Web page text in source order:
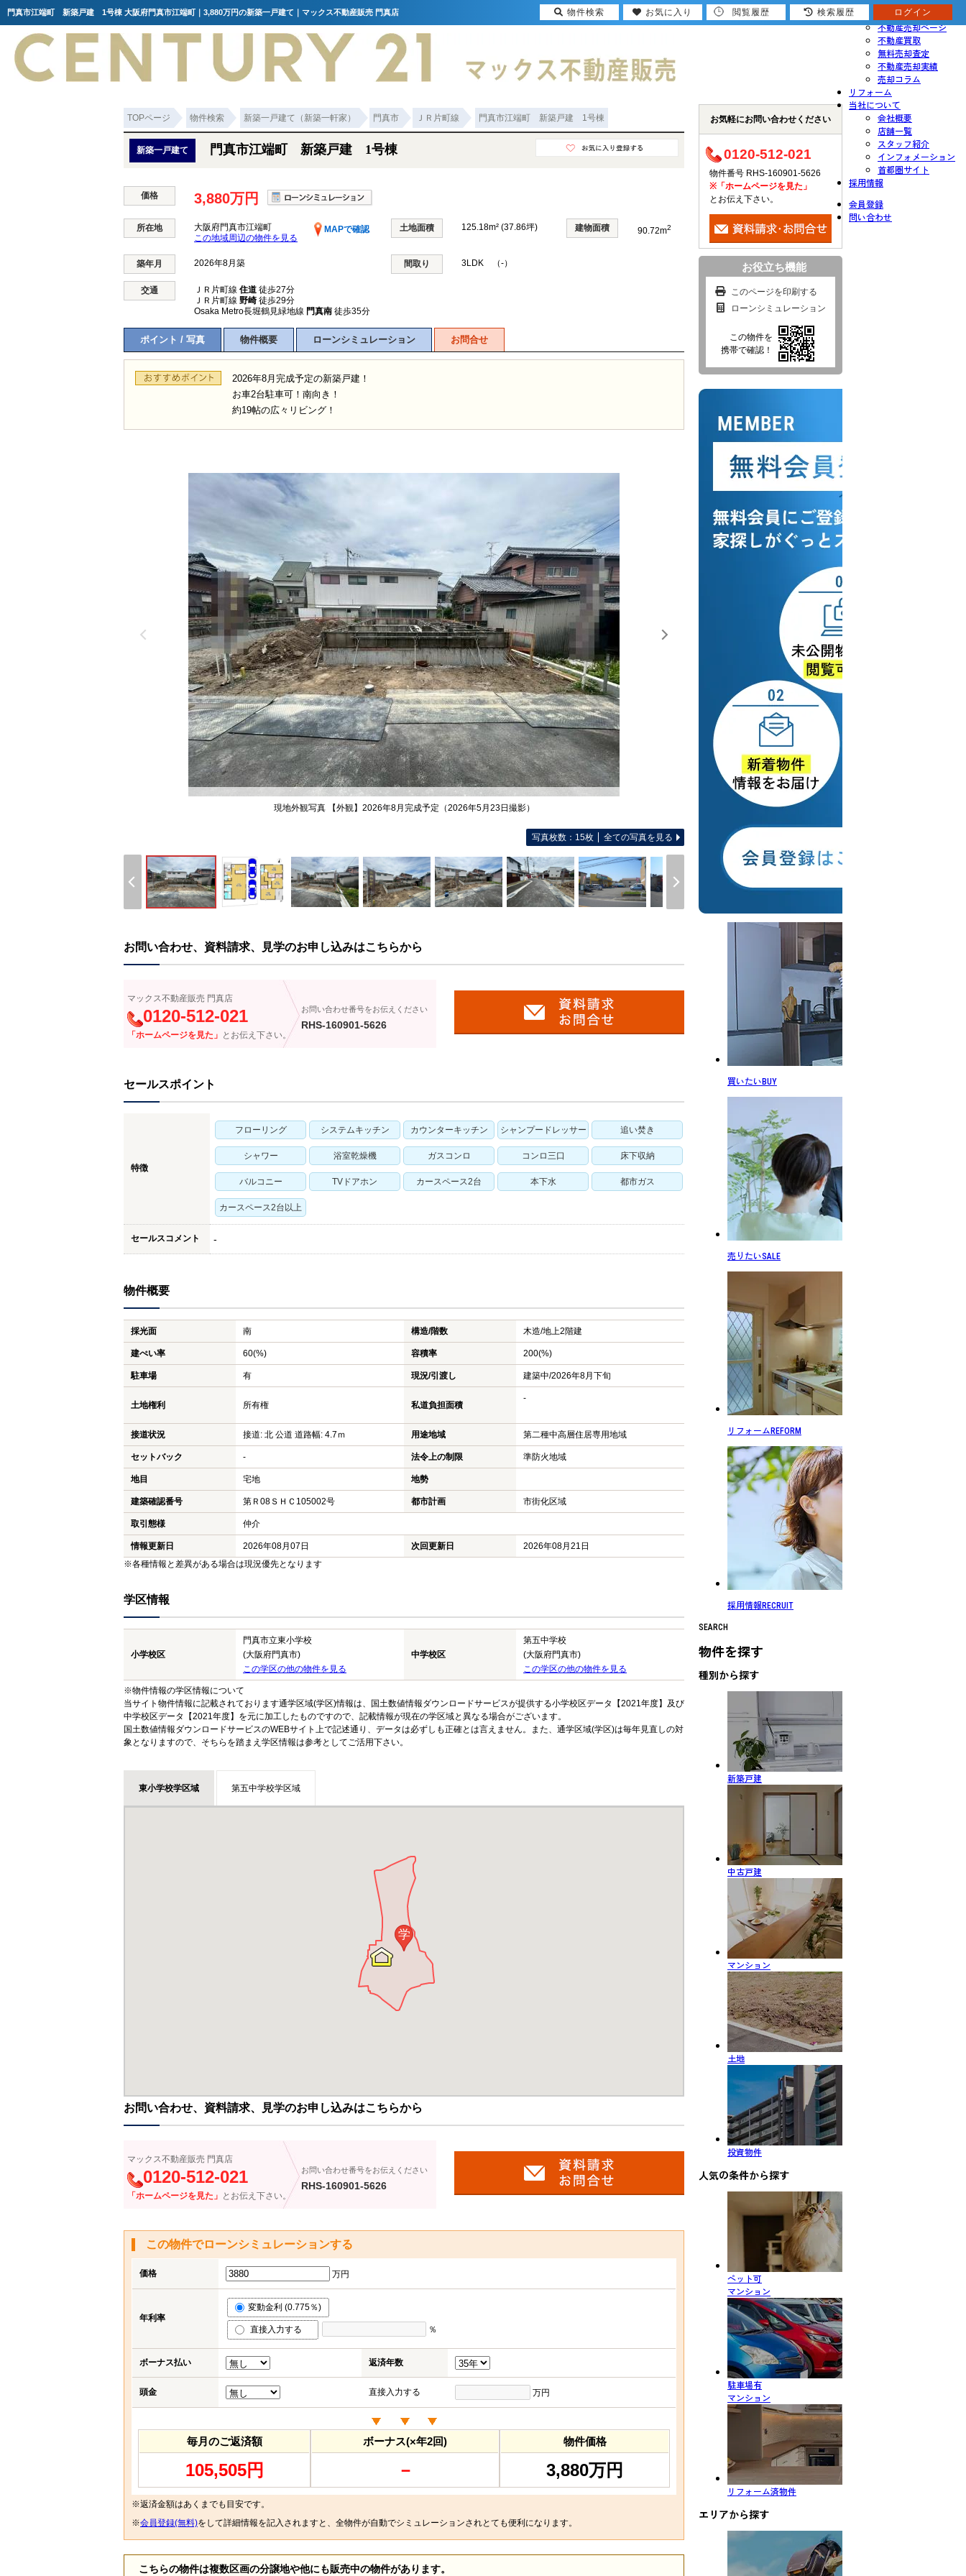
門真市江端町 新築戸建 1号棟 大阪府門真市江端町｜3,880万円の新築一戸建て｜マックス不動産販売 門真店
売りたい
不動産売却ページ
不動産買取
無料売却査定
不動産売却実績
売却コラム
リフォーム
当社について
会社概要
店舗一覧
スタッフ紹介
インフォメーション
首都圏サイト
採用情報
会員登録
問い合わせ
TOPページ 物件検索 新築一戸建て（新築一軒家） 門真市 ＪＲ片町線 門真市江端町 新築戸建 1号棟
新築一戸建て 門真市江端町 新築戸建 1号棟
価格 3,880万円
所在地 大阪府門真市江端町
MAPで確認
この地域周辺の物件を見る
土地面積 125.18m² (37.86坪) 建物面積 90.72m2
築年月 2026年8月築 間取り 3LDK （-）
交通 ＪＲ片町線 住道 徒歩27分
ＪＲ片町線 野崎 徒歩29分
Osaka Metro長堀鶴見緑地線 門真南 徒歩35分
ポイント / 写真 物件概要 ローンシミュレーション お問合せ
2026年8月完成予定の新築戸建！
お車2台駐車可！南向き！
約19帖の広々リビング！
現地外観写真 【外観】2026年8月完成予定（2026年5月23日撮影）
写真枚数：15枚 全ての写真を見る
お問い合わせ、資料請求、見学のお申し込みはこちらから
マックス不動産販売 門真店
0120-512-021
「ホームページを見た」 とお伝え下さい。
お問い合わせ番号をお伝えください
RHS-160901-5626
セールスポイント
特徴
フローリング システムキッチン カウンターキッチン シャンプードレッサー 追い焚き
シャワー 浴室乾燥機 ガスコンロ コンロ三口 床下収納
バルコニー TVドアホン カースペース2台 本下水 都市ガス
カースペース2台以上
セールスコメント -
物件概要
採光面 南 構造/階数 木造/地上2階建
建ぺい率 60(%) 容積率 200(%)
駐車場 有 現況/引渡し 建築中/2026年8月下旬
土地権利 所有権 私道負担面積
-
接道状況 接道: 北 公道 道路幅: 4.7ｍ 用途地域 第二種中高層住居専用地域
セットバック - 法令上の制限 準防火地域
地目 宅地 地勢
建築確認番号 第Ｒ08ＳＨＣ105002号 都市計画 市街化区域
取引態様 仲介
情報更新日 2026年08月07日 次回更新日
2026年08月21日
※各種情報と差異がある場合は現況優先となります
学区情報
小学校区
門真市立東小学校
(大阪府門真市)
この学区の他の物件を見る
中学校区
第五中学校
(大阪府門真市)
この学区の他の物件を見る
※物件情報の学区情報について
当サイト物件情報に記載されております通学区域(学区)情報は、国土数値情報ダウンロードサービスが提供する小学校区データ【2021年度】及び
中学校区データ【2021年度】を元に加工したものですので、記載情報が現在の学区域と異なる場合がございます。
国土数値情報ダウンロードサービスのWEBサイト上で記述通り、データは必ずしも正確とは言えません。また、通学区域(学区)は毎年見直しの対
象となりますので、そちらを踏まえ学区情報は参考としてご活用下さい。
東小学校学区域 第五中学校学区域
学
お問い合わせ、資料請求、見学のお申し込みはこちらから
マックス不動産販売 門真店
0120-512-021
「ホームページを見た」 とお伝え下さい。
お問い合わせ番号をお伝えください
RHS-160901-5626
この物件でローンシミュレーションする
価格 万円
年利率
変動金利 (0.775％)
直接入力する ％
ボーナス払い 返済年数
頭金 直接入力する 万円
毎月のご返済額
105,505円
ボーナス(×年2回)
－
物件価格
3,880万円
※返済金額はあくまでも目安です。
※会員登録(無料)をして詳細情報を記入されますと、全物件が自動でシミュレーションされとても便利になります。
こちらの物件は複数区画の分譲地や他にも販売中の物件があります。
お気軽にお問い合わせください
0120-512-021
物件番号 RHS-160901-5626
※「ホームページを見た」
とお伝え下さい。
お役立ち機能
このページを印刷する
ローンシミュレーション
この物件を
携帯で確認！
買いたい BUY
売りたいSALE
リフォーム REFORM
採用情報 RECRUIT
SEARCH
物件を探す
種別から探す
新築戸建
中古戸建
マンション
土地
投資物件
人気の条件から探す
ペット可
マンション
駐車場有
マンション
リフォーム済物件
エリアから探す
物件検索 お気に入り 閲覧履歴 検索履歴 ログイン